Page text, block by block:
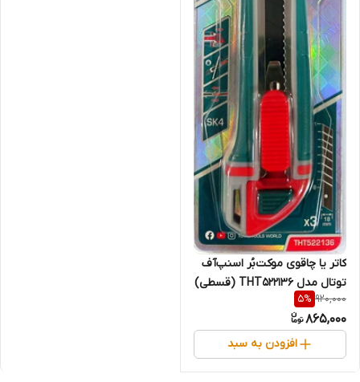
کاتر یا چاقوی موکت‌بُر اسنپ‌آف
توتال مدل THT522136 (قسطی)
920,000
5%
865,000
افزودن به سبد